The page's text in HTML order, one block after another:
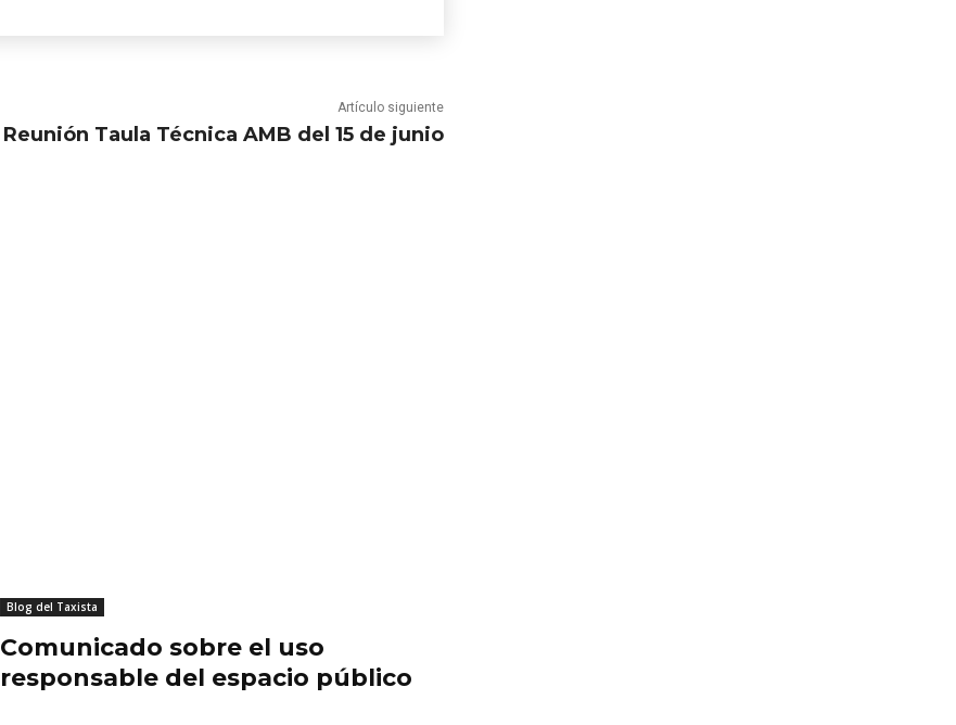
Artículo siguiente
Reunión Taula Técnica AMB del 15 de junio
Blog del Taxista
Comunicado sobre el uso
responsable del espacio público